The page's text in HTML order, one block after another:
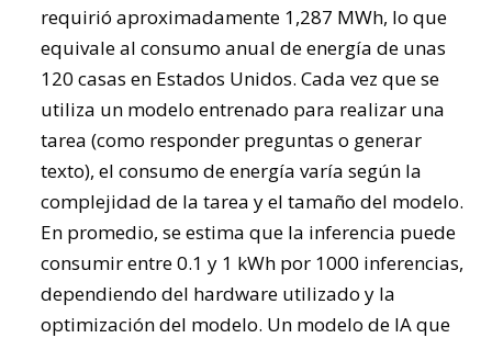
requirió aproximadamente 1,287 MWh, lo que
equivale al consumo anual de energía de unas
120 casas en Estados Unidos. Cada vez que se
utiliza un modelo entrenado para realizar una
tarea (como responder preguntas o generar
texto), el consumo de energía varía según la
complejidad de la tarea y el tamaño del modelo.
En promedio, se estima que la inferencia puede
consumir entre 0.1 y 1 kWh por 1000 inferencias,
dependiendo del hardware utilizado y la
optimización del modelo. Un modelo de IA que